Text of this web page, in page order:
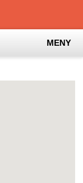
MENY